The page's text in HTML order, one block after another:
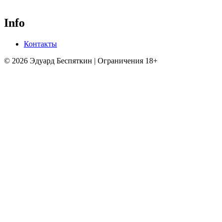
Info
Контакты
© 2026 Эдуард Беспяткин | Ограничения 18+